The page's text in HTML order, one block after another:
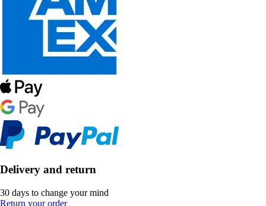
Delivery and return
30 days to change your mind
Return your order